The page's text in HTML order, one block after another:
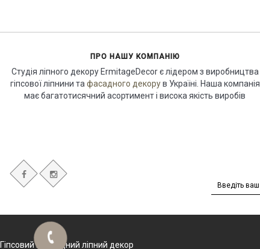
ПРО НАШУ КОМПАНІЮ
Студія ліпного декору ErmitageDecor є лідером з виробництва
гіпсової ліпнини та фасадного декорув Україні. Наша компанія
має багатотисячний асортимент і висока якість виробів
Гіпсовий і фасадний ліпний декор